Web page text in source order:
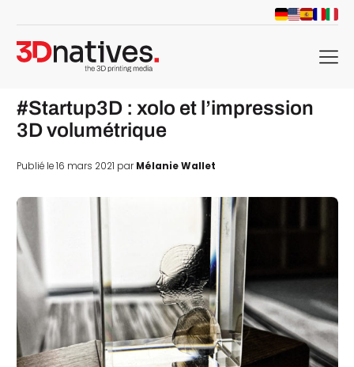
menu
#Startup3D : xolo et l’impression
3D volumétrique
Publié le 16 mars 2021 parMélanie Wallet